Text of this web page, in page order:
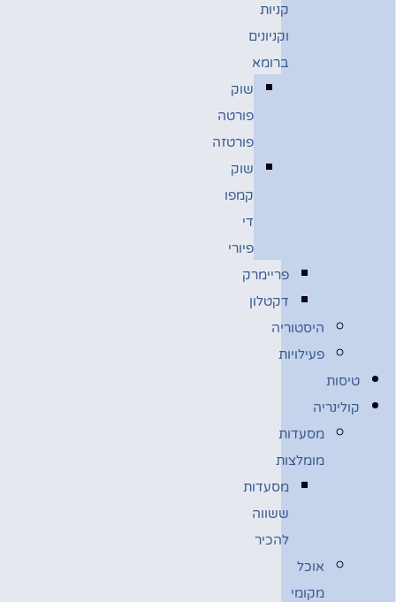
קניות
וקניונים
ברומא
שוק
פורטה
פורטזה
שוק
קמפו
די
פיורי
פריימרק
דקטלון
היסטוריה
פעילויות
טיסות
קולינריה
מסעדות
מומלצות
מסעדות
ששווה
להכיר
אוכל
מקומי